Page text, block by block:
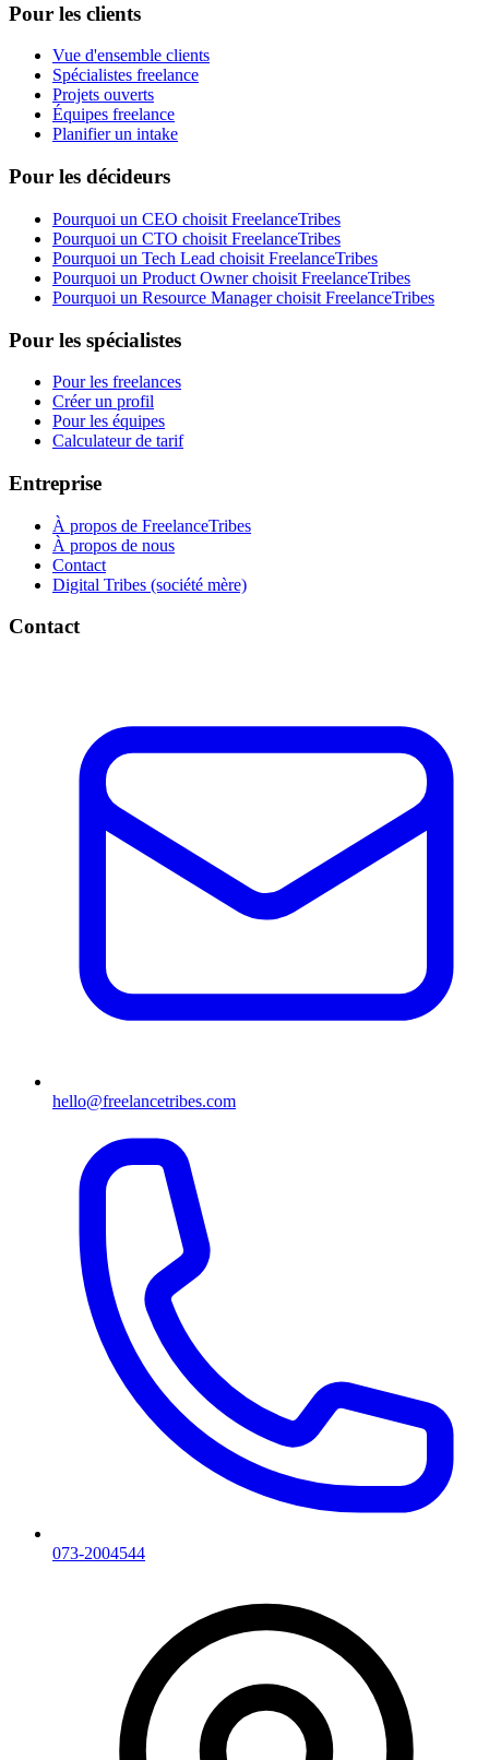
Pour les clients
Vue d'ensemble clients
Spécialistes freelance
Projets ouverts
Équipes freelance
Planifier un intake
Pour les décideurs
Pourquoi un CEO choisit FreelanceTribes
Pourquoi un CTO choisit FreelanceTribes
Pourquoi un Tech Lead choisit FreelanceTribes
Pourquoi un Product Owner choisit FreelanceTribes
Pourquoi un Resource Manager choisit FreelanceTribes
Pour les spécialistes
Pour les freelances
Créer un profil
Pour les équipes
Calculateur de tarif
Entreprise
À propos de FreelanceTribes
À propos de nous
Contact
Digital Tribes (société mère)
Contact
hello@freelancetribes.com
073-2004544